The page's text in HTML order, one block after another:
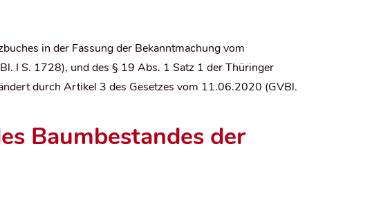
in der Fassung der Bekanntmachung vom
I S. 1728), und des § 19 Abs. 1 Satz 1 der Thüringer
durch Artikel 3 des Gesetzes vom 11.06.2020 (GVBl.
Baumbestandes der